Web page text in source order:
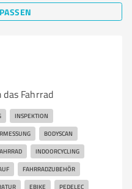
Fahrrad
INSPEKTION
BODYSCAN
INDOORCYCLING
FAHRRADZUBEHÖR
EBIKE PEDELEC